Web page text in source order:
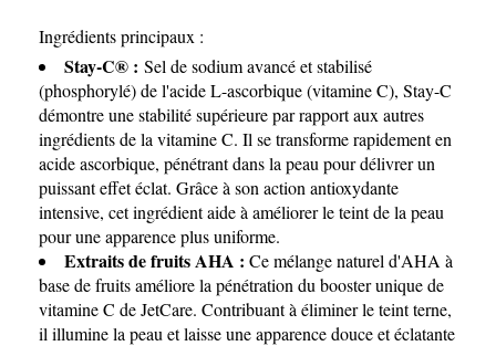
Ingrédients principaux :
Stay-C® : Sel de sodium avancé et stabilisé
(phosphorylé) de l'acide L-ascorbique (vitamine C), Stay-C
démontre une stabilité supérieure par rapport aux autres
ingrédients de la vitamine C. Il se transforme rapidement en
acide ascorbique, pénétrant dans la peau pour délivrer un
puissant effet éclat. Grâce à son action antioxydante
intensive, cet ingrédient aide à améliorer le teint de la peau
pour une apparence plus uniforme.
Extraits de fruits AHA : Ce mélange naturel d'AHA à
base de fruits améliore la pénétration du booster unique de
vitamine C de JetCare. Contribuant à éliminer le teint terne,
il illumine la peau et laisse une apparence douce et éclatante